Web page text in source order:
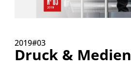
2019#03
Druck & Medien